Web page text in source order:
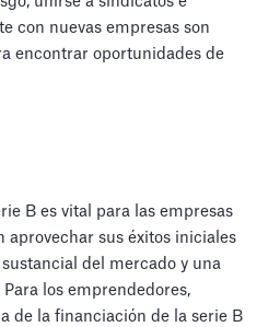
con nuevas empresas son
encontrar oportunidades de
B es vital para las empresas
aprovechar sus éxitos iniciales
del mercado y una
los emprendedores,
de la financiación de la serie B